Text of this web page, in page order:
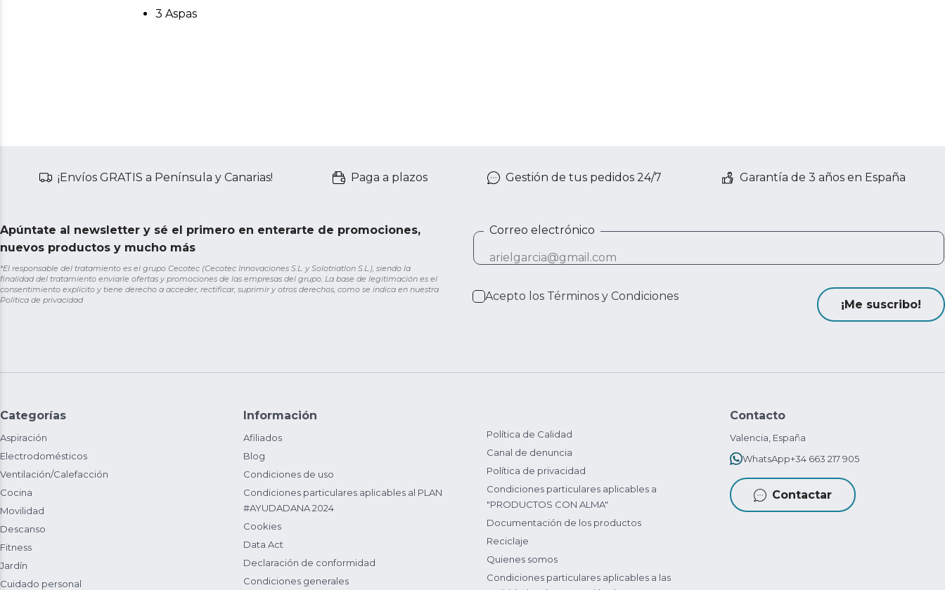
3 Aspas
¡Envíos GRATIS a Península y Canarias! Paga a plazos Gestión de tus pedidos 24/7 Garantía de 3 años en España
Apúntate al newsletter y sé el primero en enterarte de promociones,
nuevos productos y mucho más
*El responsable del tratamiento es el grupo Cecotec (Cecotec Innovaciones S.L. y Solotriatlon S.L.), siendo la
finalidad del tratamiento enviarle ofertas y promociones de las empresas del grupo. La base de legitimación es el
consentimiento explícito y tiene derecho a acceder, rectificar, suprimir y otros derechos, como se indica en nuestra
Política de privacidad
Correo electrónico
Acepto los Términos y Condiciones
¡Me suscribo!
Categorías
Aspiración
Electrodomésticos
Ventilación/Calefacción
Cocina
Movilidad
Descanso
Fitness
Jardín
Cuidado personal
Información
Afiliados
Blog
Condiciones de uso
Condiciones particulares aplicables al PLAN
#AYUDADANA 2024
Cookies
Data Act
Declaración de conformidad
Condiciones generales
Política de Calidad
Canal de denuncia
Política de privacidad
Condiciones particulares aplicables a
"PRODUCTOS CON ALMA"
Documentación de los productos
Reciclaje
Quienes somos
Condiciones particulares aplicables a las
Contacto
Valencia, España
WhatsApp+34 663 217 905
Contactar